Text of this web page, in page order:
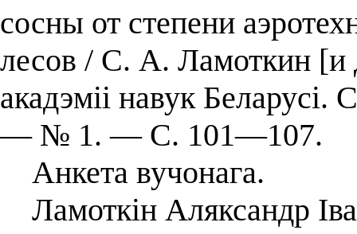
сосны от степени
лесов / С. А. Ламоткин [и
акадэміі навук
— № 1. — С. 101—107.
Анкета вучонага.
Ламоткін Аляксандр